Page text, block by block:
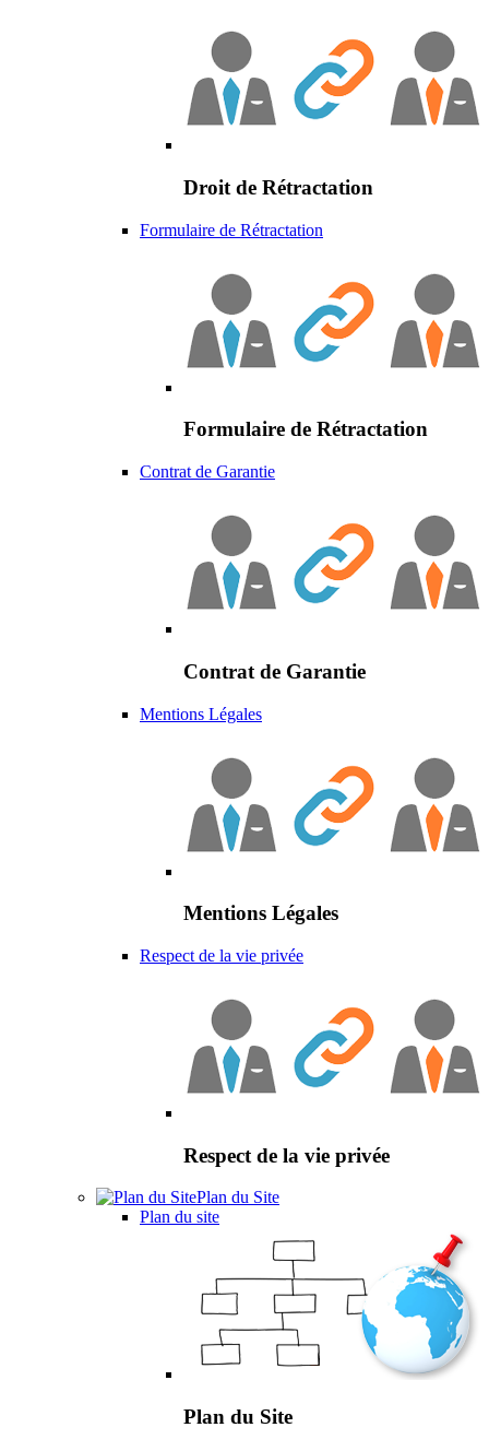
Droit de Rétractation
Formulaire de Rétractation
Formulaire de Rétractation
Contrat de Garantie
Contrat de Garantie
Mentions Légales
Mentions Légales
Respect de la vie privée
Respect de la vie privée
Plan du Site
Plan du site
Plan du Site